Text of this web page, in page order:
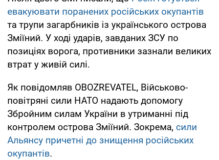
евакуювати поранених російських окупантів
та трупи загарбників із українського острова
Зміїний. У ході ударів, завданих ЗСУ по
позиціях ворога, противники зазнали великих
втрат у живій силі.
Як повідомляв OBOZREVATEL, Військово-
повітряні сили НАТО надають допомогу
Збройним силам України в утриманні під
контролем острова Зміїний. Зокрема, сили
Альянсу причетні до знищення російських
окупантів.